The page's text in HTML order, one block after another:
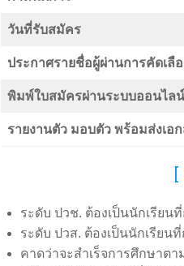
วันที่รับสมัคร
ประกาศรายชื่อผู้ผ่านการคัดเลื
พิมพ์ใบสมัครผ่านระบบออนไลน์
รายงานตัว มอบตัว พร้อมส่งเอ
[
ระดับ ปวช. ต้องเป็นนักเรีย
ระดับ ปวส. ต้องเป็นนักเรีย
คาดว่าจะสำเร็จการศึกษาต